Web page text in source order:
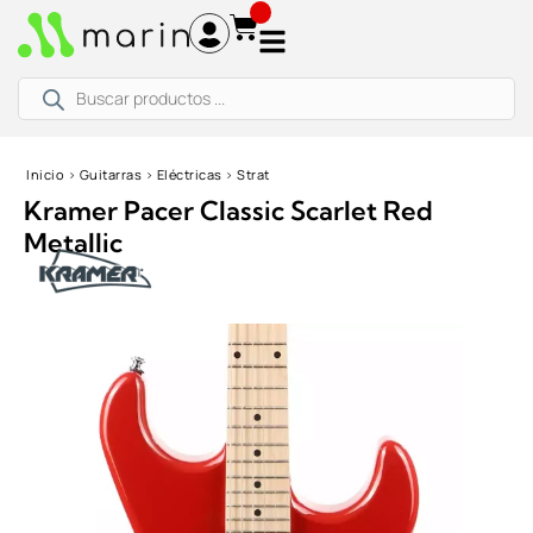
productos
Inicio › Guitarras › Eléctricas › Strat
Kramer Pacer Classic Scarlet Red
Metallic